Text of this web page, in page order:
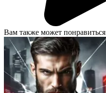
Вам также может понравиться